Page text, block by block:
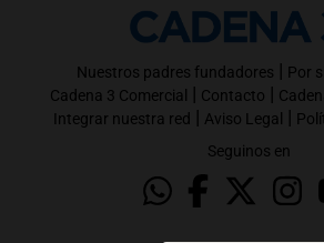
Nuestros padres fundadores | Por
Cadena 3 Comercial | Contacto |
Integrar nuestra red | Aviso Legal |
Seguinos en